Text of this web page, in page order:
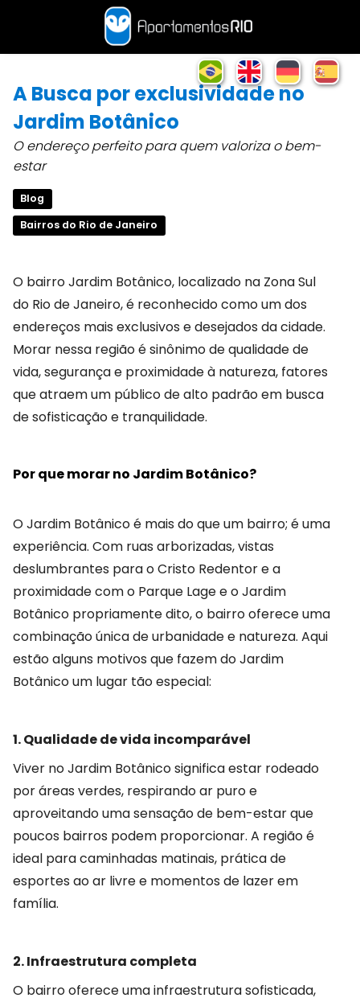
A Busca por exclusividade no
Jardim Botânico
O endereço perfeito para quem valoriza o bem-
estar
Blog
Bairros do Rio de Janeiro
O bairro Jardim Botânico, localizado na Zona Sul
do Rio de Janeiro, é reconhecido como um dos
endereços mais exclusivos e desejados da cidade.
Morar nessa região é sinônimo de qualidade de
vida, segurança e proximidade à natureza, fatores
que atraem um público de alto padrão em busca
de sofisticação e tranquilidade.
Por que morar no Jardim Botânico?
O Jardim Botânico é mais do que um bairro; é uma
experiência. Com ruas arborizadas, vistas
deslumbrantes para o Cristo Redentor e a
proximidade com o Parque Lage e o Jardim
Botânico propriamente dito, o bairro oferece uma
combinação única de urbanidade e natureza. Aqui
estão alguns motivos que fazem do Jardim
Botânico um lugar tão especial:
1. Qualidade de vida incomparável
Viver no Jardim Botânico significa estar rodeado
por áreas verdes, respirando ar puro e
aproveitando uma sensação de bem-estar que
poucos bairros podem proporcionar. A região é
ideal para caminhadas matinais, prática de
esportes ao ar livre e momentos de lazer em
família.
2. Infraestrutura completa
O bairro oferece uma infraestrutura sofisticada,